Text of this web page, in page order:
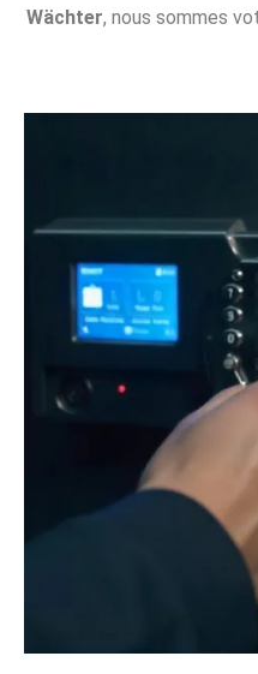
Wächter, nous sommes